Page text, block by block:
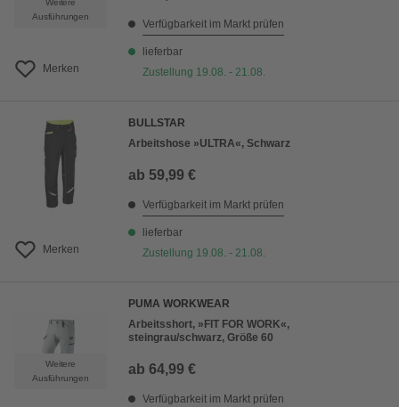
Weitere
Ausführungen
Merken
Verfügbarkeit im Markt prüfen
lieferbar
Zustellung 19.08. - 21.08.
Merken
BULLSTAR
Arbeitshose »ULTRA«, Schwarz
ab 59,99 €
Verfügbarkeit im Markt prüfen
lieferbar
Zustellung 19.08. - 21.08.
Weitere
Ausführungen
PUMA WORKWEAR
Arbeitsshort, »FIT FOR WORK«,
steingrau/schwarz, Größe 60
ab 64,99 €
Verfügbarkeit im Markt prüfen